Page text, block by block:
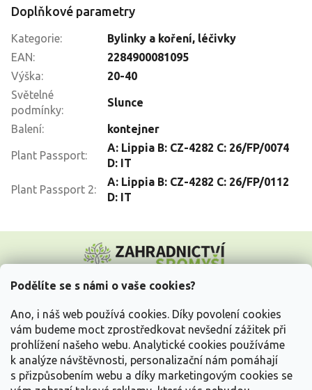
Podělíte se s námi o vaše cookies?
Ano, i náš web používá cookies. Díky povolení cookies
vám budeme moct zprostředkovat nevšední zážitek při
prohlížení našeho webu. Analytické cookies používáme
k analýze návštěvnosti, personalizační nám pomáhají
s přizpůsobením webu a díky marketingovým cookies se
Doplňkové parametry
Kategorie:
Bylinky a koření, léčivky
EAN:
2284900081095
Výška:
20-40
Světelné
podmínky:
Slunce
Balení: kontejner
Plant Passport:
A: Lippia B: CZ-4282 C: 26/FP/0074
D: IT
Plant Passport 2:
A: Lippia B: CZ-4282 C: 26/FP/0112
D: IT
p
Vše o nákupu
Informace pro Vás
Kontakujte nás